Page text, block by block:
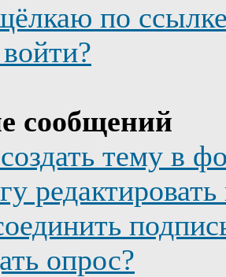
по
сообщений
тему в
опрос?